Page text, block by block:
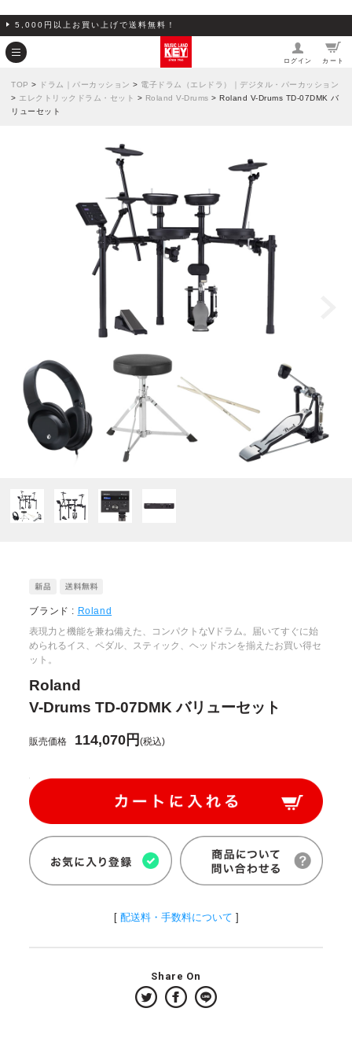
5,000円以上お買い上げで送料無料！
ログイン カート
TOP > ドラム｜パーカッション > 電子ドラム（エレドラ）｜デジタル・パーカッション
> エレクトリックドラム・セット > Roland V-Drums > Roland V-Drums TD-07DMK バ
リューセット
ブランド : Roland
表現力と機能を兼ね備えた、コンパクトなVドラム。届いてすぐに始
められるイス、ペダル、スティック、ヘッドホンを揃えたお買い得セ
ット。
Roland
V-Drums TD-07DMK バリューセット
販売価格 114,070円(税込)
[ 配送料・手数料について ]
Share On